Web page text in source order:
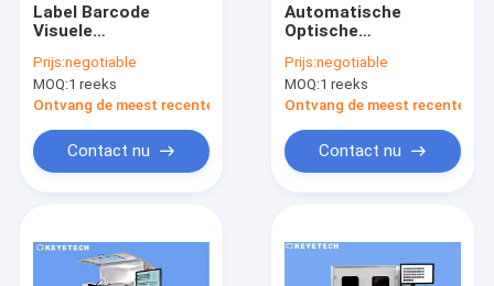
Label Barcode
Visuele
voor
Productdefectdetectie
Prijs:negotiable
MOQ:1 reeks
Ontvang de meest recente Prijs
Contact nu
Automatische
Optische
voor het
Tekortopsporing van
de
Prijs:negotiable
MOQ:1 reeks
Ontvang de meest recente
Contact nu